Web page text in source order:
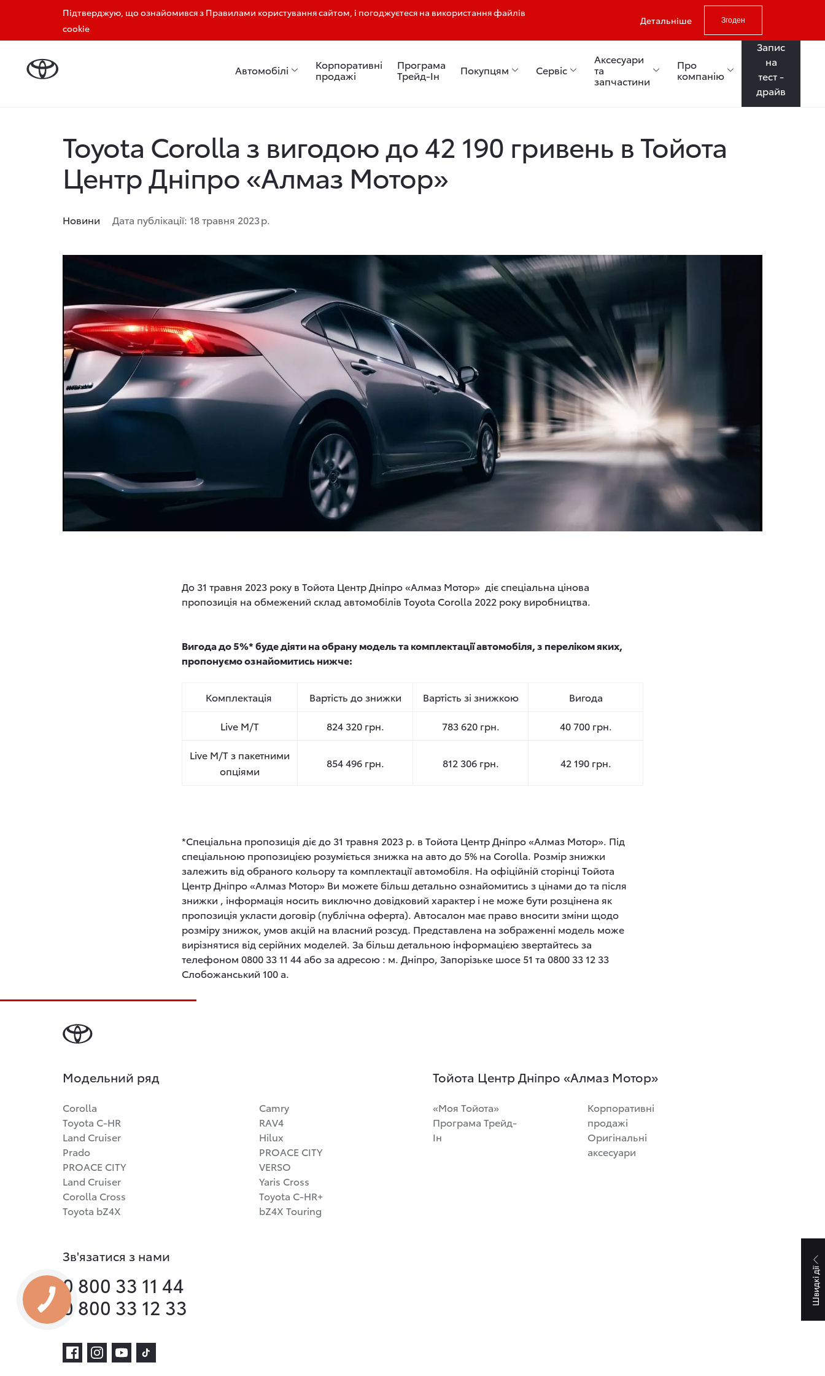
Підтверджую, що ознайомився з Правилами користування сайтом, і погоджуєтеся на використання файлів
cookie
Детальніше Згоден
0 800 33 11 44 0 800 33 12 33
Автомобілі Корпоративні
продажі
Програма
Трейд-Ін Покупцям Сервіс
Аксесуари
та
запчастини
Про
компанію
Запис
на
тест -
драйв
Швидкі дії
Toyota Corolla з вигодою до 42 190 гривень в Тойота
Центр Дніпро «Алмаз Мотор»
Новини Дата публікації: 18 травня 2023 р.
До 31 травня 2023 року в Тойота Центр Дніпро «Алмаз Мотор» діє спеціальна цінова
пропозиція на обмежений склад автомобілів Toyota Corolla 2022 року виробництва.
Вигода до 5%* буде діяти на обранумодельта комплектаціїавтомобіля, з переліком яких,
пропонуємо ознайомитись нижче:
Комплектація Вартість до знижки Вартість зі знижкою Вигода
Live M/T 824 320 грн. 783 620 грн. 40 700 грн.
Live M/T з пакетними
опціями
854 496 грн. 812 306 грн. 42 190 грн.
*Спеціальна пропозиція діє до 31 травня 2023 р. в Тойота Центр Дніпро «Алмаз Мотор». Під
спеціальною пропозицією розуміється знижка на авто до 5% на Corolla. Розмір знижки
залежить від обраного кольору та комплектації автомобіля. На офіційній сторінці Тойота
Центр Дніпро «Алмаз Мотор» Ви можете більш детально ознайомитись з цінами до та після
знижки , інформація носить виключно довідковий характер і не може бути розцінена як
пропозиція укласти договір (публічна оферта). Автосалон має право вносити зміни щодо
розміру знижок, умов акцій на власний розсуд. Представлена на зображенні модель може
вирізнятися від серійних моделей. За більш детальною інформацією звертайтесь за
телефоном 0800 33 11 44 або за адресою : м. Дніпро, Запорізьке шосе 51 та 0800 33 12 33
Слобожанський 100 а.
Модельний ряд
Corolla
Toyota C-HR
Land Cruiser
Prado
PROACE CITY
Land Cruiser
Corolla Cross
Toyota bZ4X
Camry
RAV4
Hilux
PROACE CITY
VERSO
Yaris Cross
Toyota C-HR+
bZ4X Touring
Тойота Центр Дніпро «Алмаз Мотор»
«Моя Тойота»
Програма Трейд-
Ін
Корпоративні
продажі
Оригінальні
аксесуари
Зв'язатися з нами
0 800 33 11 44
0 800 33 12 33